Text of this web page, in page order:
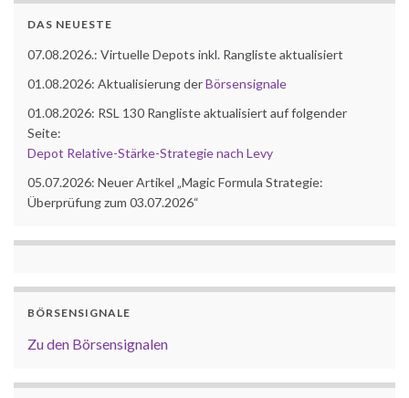
DAS NEUESTE
07.08.2026.: Virtuelle Depots inkl. Rangliste aktualisiert
01.08.2026: Aktualisierung derBörsensignale
01.08.2026: RSL 130 Rangliste aktualisiert auf folgender
Seite:
Depot Relative-Stärke-Strategie nach Levy
05.07.2026: Neuer Artikel „Magic Formula Strategie:
Überprüfung zum 03.07.2026“
BÖRSENSIGNALE
Zu den Börsensignalen